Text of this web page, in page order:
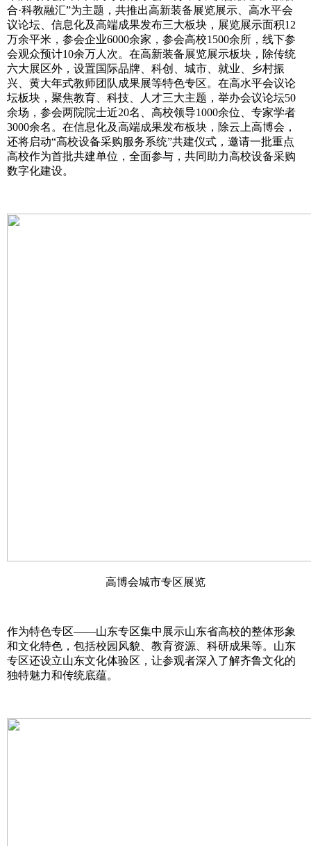
合·科教融汇”为主题，共推出高新装备展览展示、高水平会
议论坛、信息化及高端成果发布三大板块，展览展示面积12
万余平米，参会企业6000余家，参会高校1500余所，线下参
会观众预计10余万人次。在高新装备展览展示板块，除传统
六大展区外，设置国际品牌、科创、城市、就业、乡村振
兴、黄大年式教师团队成果展等特色专区。在高水平会议论
坛板块，聚焦教育、科技、人才三大主题，举办会议论坛50
余场，参会两院院士近20名、高校领导1000余位、专家学者
3000余名。在信息化及高端成果发布板块，除云上高博会，
还将启动“高校设备采购服务系统”共建仪式，邀请一批重点
高校作为首批共建单位，全面参与，共同助力高校设备采购
数字化建设。
高博会城市专区展览
作为特色专区——山东专区集中展示山东省高校的整体形象
和文化特色，包括校园风貌、教育资源、科研成果等。山东
专区还设立山东文化体验区，让参观者深入了解齐鲁文化的
独特魅力和传统底蕴。